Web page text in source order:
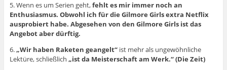
5. Wenn es um Serien geht,fehlt es mir immer noch an
Enthusiasmus. Obwohl ich für die Gilmore Girls extra Netflix
ausprobiert habe. Abgesehen von den Gilmore Girls ist das
Angebot aber dürftig.
6.„Wir haben Raketen geangelt“ist mehr als ungewöhnliche
Lektüre, schließlich „ist da Meisterschaft am Werk.“ (Die Zeit)